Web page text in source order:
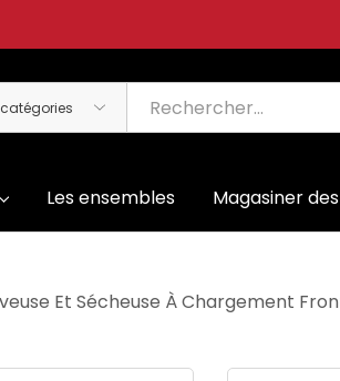
Les ensembles Magasiner
Et Sécheuse À Chargement